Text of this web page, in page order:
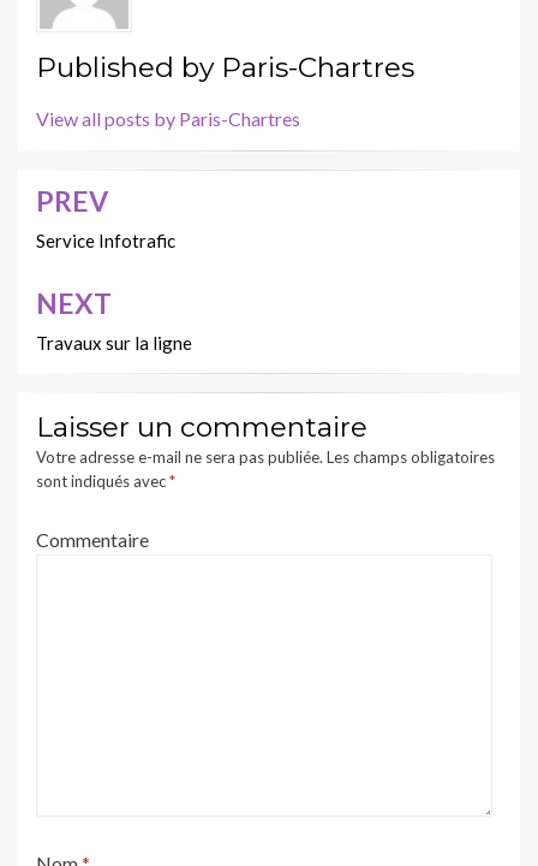
Published by Paris-Chartres
View all posts by Paris-Chartres
Navigation
de
l’article
PREV
Service Infotrafic
NEXT
Travaux sur la ligne
Laisser un commentaire
Votre adresse e-mail ne sera pas publiée. Les champs obligatoires
sont indiqués avec*
Commentaire